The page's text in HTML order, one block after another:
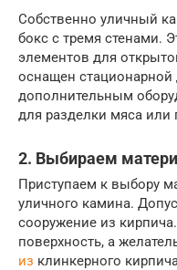
Собственно уличный
бокс с тремя стенами.
элементов для
оснащен
дополнительным
для разделки мяса
2. Выбираем
Приступаем к выбору
уличного камина.
сооружение из
поверхность, а
из клинкерного